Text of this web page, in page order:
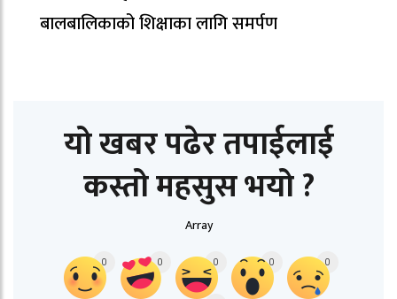
बालबालिकाको शिक्षाका लागि समर्पण
यो खबर पढेर तपाईलाई
कस्तो महसुस भयो ?
Array
0 0 0 0 0